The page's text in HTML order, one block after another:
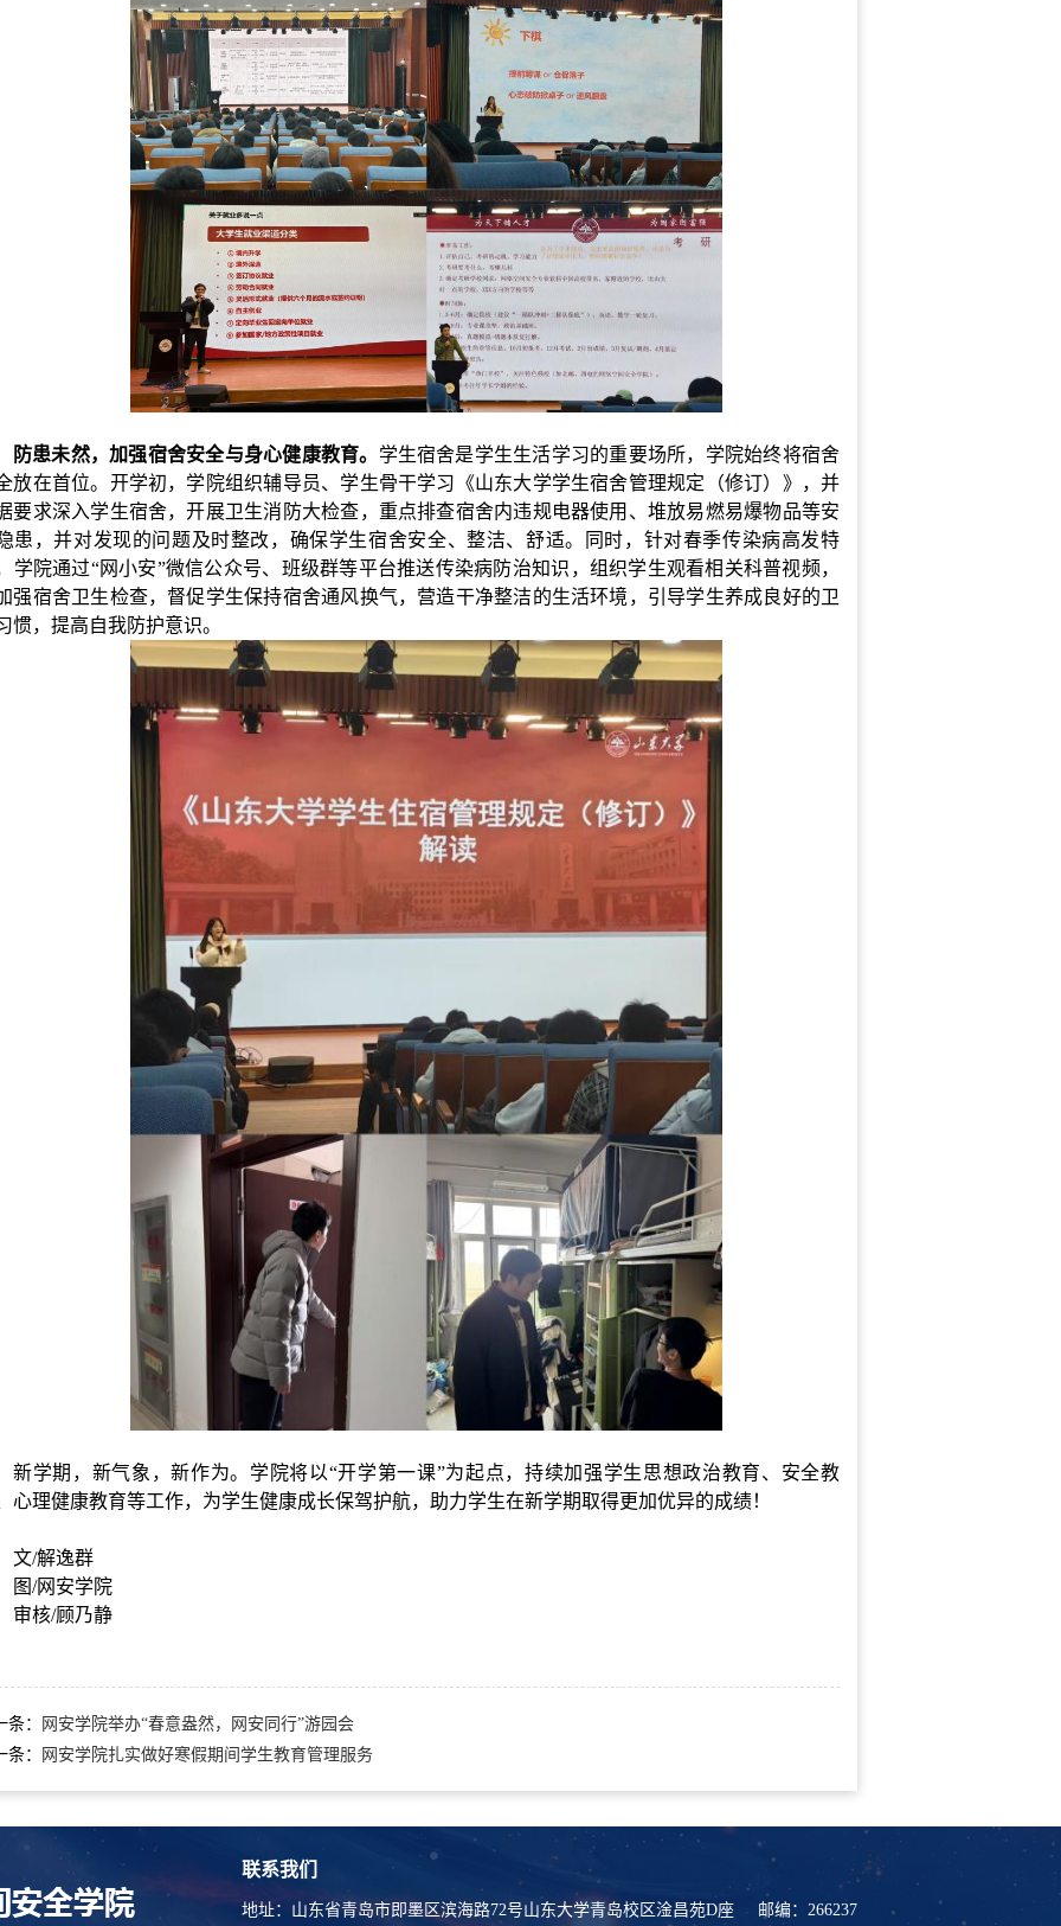
防患未然，加强宿舍安全与身心健康教育。 学生宿舍是学生生活学习的重要场所，学院始终将宿舍
放在首位。开学初，学院组织辅导员、学生骨干学习《山东大学学生宿舍管理规定（修订）》，并
要求深入学生宿舍，开展卫生消防大检查，重点排查宿舍内违规电器使用、堆放易燃易爆物品等安
患，并对发现的问题及时整改，确保学生宿舍安全、整洁、舒适。
同时，针对春季传染病高发特
学院通过“网小安”微信公众号、班级群等平台推送传染病防治知识，组织学生观看相关科普视频，
强宿舍卫生检查，督促学生保持宿舍通风换气，营造干净整洁的生活环境，引导学生养成良好的卫
惯，提高自我防护意识。
新学期，新气象，新作为。学院将以“开学第一课”为起点，持续加强学生思想政治教育、安全教
心理健康教育等工作，为学生健康成长保驾护航，助力学生在新学期取得更加优异的成绩！
文/解逸群
图/网安学院
审核/顾乃静
条：
网安学院举办“春意盎然，网安同行”游园会
条：
网安学院扎实做好寒假期间学生教育管理服务
联系我们
地址：山东省青岛市即墨区滨海路72号山东大学青岛校区淦昌苑D座 邮编：266237